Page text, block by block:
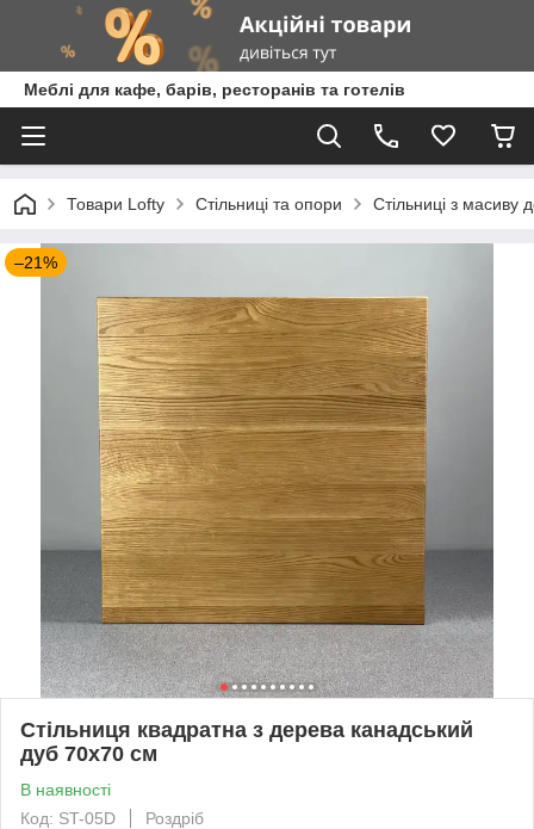
Меблі для кафе, барів, ресторанів та готелів
Товари Lofty Стільниці та опори Стільниці з масиву
–21%
Стільниця квадратна з дерева канадський
дуб 70х70 см
В наявності
Код: ST-05D
Роздріб